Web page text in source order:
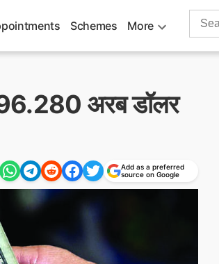
Schemes More
Search
अरब डॉलर
Add as a preferred
source on Google